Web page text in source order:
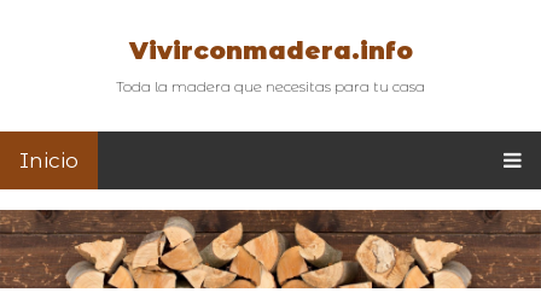
Vivirconmadera.info
Toda la madera que necesitas para tu casa
Inicio